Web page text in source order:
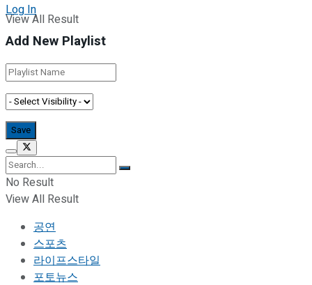
View All Result
Log In
Add New Playlist
No Result
View All Result
공연
스포츠
라이프스타일
포토뉴스